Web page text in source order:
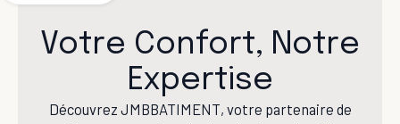
Votre Confort, Notre
Expertise
Découvrez JMBBATIMENT, votre partenaire de